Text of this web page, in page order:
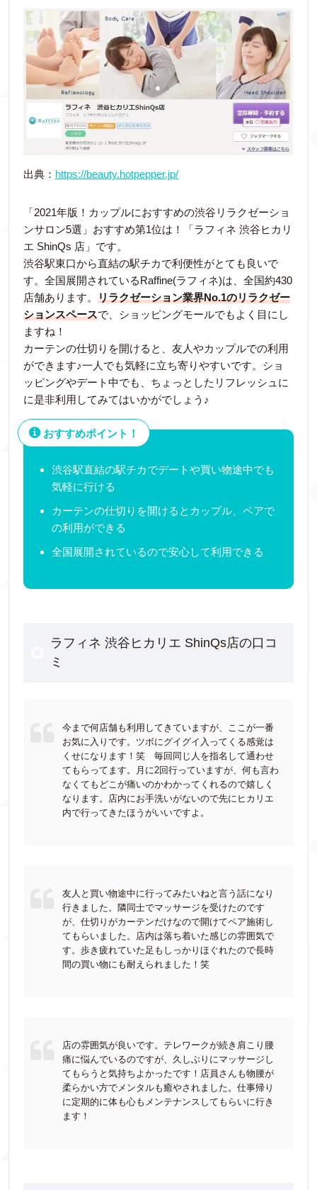
出典： https://beauty.hotpepper.jp/
「2021年版！カップルにおすすめの渋谷リラクゼーショ
ンサロン5選」おすすめ第1位は！「ラフィネ 渋谷ヒカリ
エ ShinQs 店」です。
渋谷駅東口から直結の駅チカで利便性がとても良いで
す。全国展開されているRaffine(ラフィネ)は、全国約430
店舗あります。 リラクゼーション業界No.1のリラクゼー
ションスペースで、ショッピングモールでもよく目にし
ますね！
カーテンの仕切りを開けると、友人やカップルでの利用
ができます♪一人でも気軽に立ち寄りやすいです。ショ
ッピングやデート中でも、ちょっとしたリフレッシュに
に是非利用してみてはいかがでしょう♪
おすすめポイント！
渋谷駅直結の駅チカでデートや買い物途中でも
気軽に行ける
カーテンの仕切りを開けるとカップル、ペアで
の利用ができる
全国展開されているので安心して利用できる
ラフィネ 渋谷ヒカリエ ShinQs店の口コ
ミ
今まで何店舗も利用してきていますが、ここが一番
お気に入りです。ツボにグイグイ入ってくる感覚は
くせになります！笑 毎回同じ人を指名して通わせ
てもらってます。月に2回行っていますが、何も言わ
なくてもどこが痛いのかわかってくれるので嬉しく
なります。店内にお手洗いがないので先にヒカリエ
内で行ってきたほうがいいですよ。
友人と買い物途中に行ってみたいねと言う話になり
行きました。隣同士でマッサージを受けたのです
が、仕切りがカーテンだけなので開けてペア施術し
てもらいました。店内は落ち着いた感じの雰囲気で
す。歩き疲れていた足もしっかりほぐれたので長時
間の買い物にも耐えられました！笑
店の雰囲気が良いです。テレワークが続き肩こり腰
痛に悩んでいるのですが、久しぶりにマッサージし
てもらうと気持ちよかったです！店員さんも物腰が
柔らかい方でメンタルも癒やされました。仕事帰り
に定期的に体も心もメンテナンスしてもらいに行き
ます！